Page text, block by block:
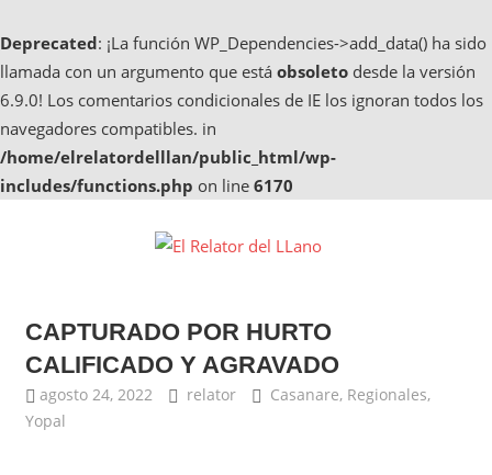
Deprecated: ¡La función WP_Dependencies->add_data() ha sido
llamada con un argumento que está obsoleto desde la versión
6.9.0! Los comentarios condicionales de IE los ignoran todos los
navegadores compatibles. in
/home/elrelatordelllan/public_html/wp-
includes/functions.php on line 6170
LLano
Casanare,
Noticias
de
Yopal
CAPTURADO POR HURTO
CALIFICADO Y AGRAVADO
agosto 24, 2022 relator Casanare, Regionales,
Yopal